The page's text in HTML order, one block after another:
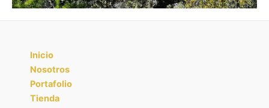
Inicio
Nosotros
Portafolio
Tienda